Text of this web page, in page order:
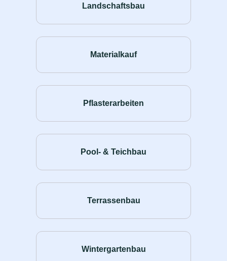
Landschaftsbau
Materialkauf
Pflasterarbeiten
Pool- & Teichbau
Terrassenbau
Wintergartenbau